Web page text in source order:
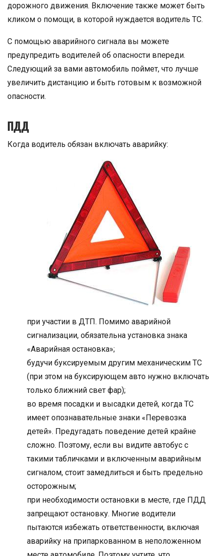
дорожного движения. Включение также может быть
кликом о помощи, в которой нуждается водитель ТС.
С помощью аварийного сигнала вы можете
предупредить водителей об опасности впереди.
Следующий за вами автомобиль поймет, что лучше
увеличить дистанцию и быть готовым к возможной
опасности.
ПДД
Когда водитель обязан включать аварийку:
при участии в ДТП. Помимо аварийной
сигнализации, обязательна установка знака
«Аварийная остановка»;
будучи буксируемым другим механическим ТС
(при этом на буксирующем авто нужно включать
только ближний свет фар);
во время посадки и высадки детей, когда ТС
имеет опознавательные знаки «Перевозка
детей». Предугадать поведение детей крайне
сложно. Поэтому, если вы видите автобус с
такими табличками и включенным аварийным
сигналом, стоит замедлиться и быть предельно
осторожным;
при необходимости остановки в месте, где ПДД
запрещают остановку. Многие водители
пытаются избежать ответственности, включая
аварийку на припаркованном в неположенном